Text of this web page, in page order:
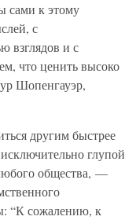
сами к этому
с
взглядов и с
что ценить высоко
Шопенгауэр,
другим быстрее
глупой
общества, —
“К сожалению, к